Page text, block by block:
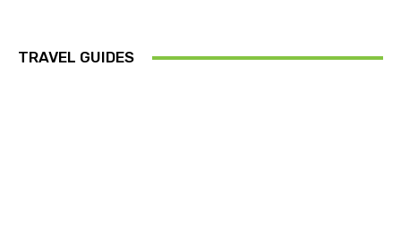
TRAVEL GUIDES